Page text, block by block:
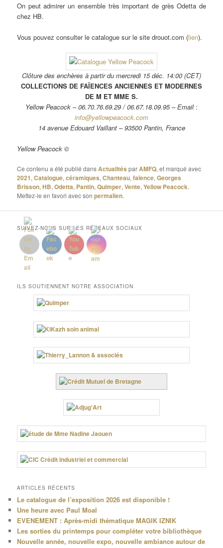
On peut admirer un ensemble très important de grès Odetta de
chez HB.
Vous pouvez consulter le catalogue sur le site drouot.com (lien).
Clôture des enchères à partir du mercredi 15 déc. 14:00 (CET)
COLLECTIONS DE FAÏENCES ANCIENNES ET MODERNES
DE M ET MME S.
Yellow Peacock – 06.70.76.69.29 / 06.67.18.09.95 – Email :
info@yellowpeacock.com
14 avenue Edouard Vaillant – 93500 Pantin, France
Yellow Peacock ©
Ce contenu a été publié dansActualités parAMFQ, et marqué avec
2021,Catalogue,céramiques,Chanteau,faïence,Georges
Brisson,HB,Odetta, Pantin,Quimper,Vente,Yellow Peacock.
Mettez-le en favori avec sonpermalien.
SUIVEZ-NOUS SUR LES RÉSEAUX SOCIAUX
ILS SOUTIENNENT NOTRE ASSOCIATION
ARTICLES RÉCENTS
Le catalogue de l’exposition 2026 est disponible !
Une heure avec Paul Moal
EVENEMENT : Après-midi thématique MAGIK IZNIK
Les sorties du printemps pour compléter votre bibliothèque
Nouvelle année, nouvelle expo, nouvelle ambiance autour de